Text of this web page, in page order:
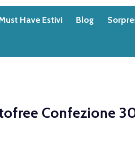
Have Estivi Blog
Confezione